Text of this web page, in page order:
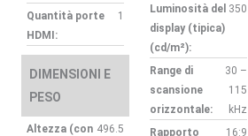
Quantità porte
HDMI:
1
DIMENSIONI E
PESO
Altezza (con 496.5
Luminosità del
display (tipica)
(cd/m²):
350
Range di
scansione
orizzontale:
30 –
115
kHz
Rapporto
16:9